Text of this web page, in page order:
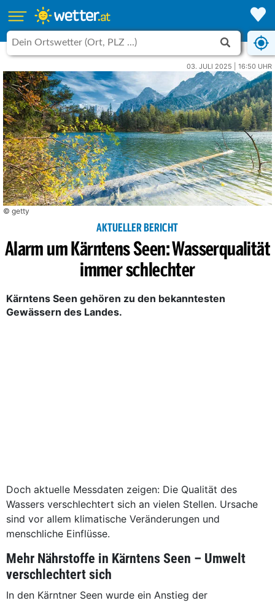
03. JULI 2025 | 16:50 UHR
© getty
AKTUELLER BERICHT
Alarm um Kärntens Seen: Wasserqualität
immer schlechter
Kärntens Seen gehören zu den bekanntesten
Gewässern des Landes.
Doch aktuelle Messdaten zeigen: Die Qualität des
Wassers verschlechtert sich an vielen Stellen. Ursache
sind vor allem klimatische Veränderungen und
menschliche Einflüsse.
Mehr Nährstoffe in Kärntens Seen – Umwelt
verschlechtert sich
In den Kärntner Seen wurde ein Anstieg der